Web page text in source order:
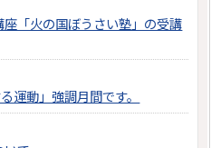
「火の国ぼうさい塾」の受講
運動」強調月間です。